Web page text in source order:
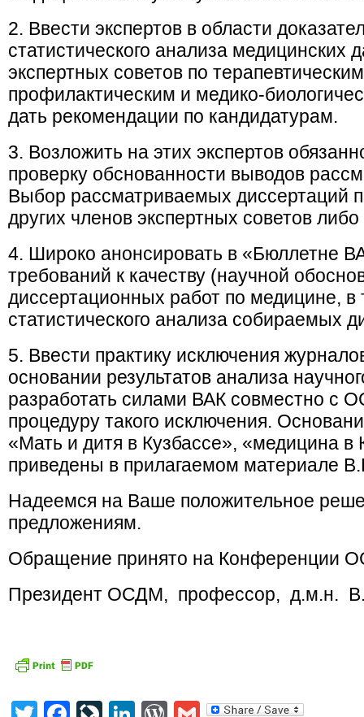
2. Ввести экспертов в области
статистического анализа медицинских
экспертных советов по
профилактическим и медико-
дать рекомендации по кандидатурам.
3. Возложить на этих экспертов
проверку обснованности выводов
Выбор рассматриваемых диссертаций
других членов экспертных советов
4. Широко анонсировать в «Бюллетне
требований к качеству (научной
диссертационных работ по медицине, в
статистического анализа собираемых
5. Ввести практику исключения
основании результатов анализа
разработать силами ВАК совместно с
процедуру такого исключения.
«Мать и дитя в Кузбассе», «медицина
приведены в прилагаемом материале
Надеемся на Ваше положительное
предложениям.
Обращение принято на Конференции
Президент ОСДМ, профессор, д.м.н.